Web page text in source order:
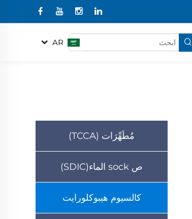
AR
مُطَهِّرَات (TCCA)
ص sock الماء(SDIC)
كالسيوم هيبوكلورايت